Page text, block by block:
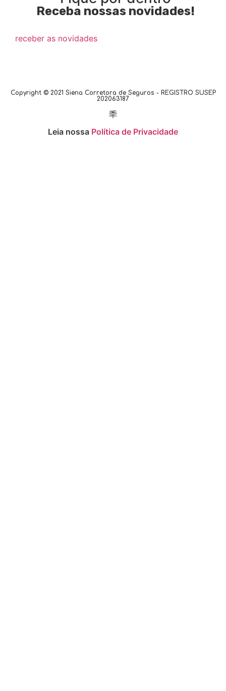
Receba nossas novidades!
receber as novidades
Copyright © 2021 Siena Corretora de Seguros - REGISTRO SUSEP
202063187
Leia nossa Política de Privacidade